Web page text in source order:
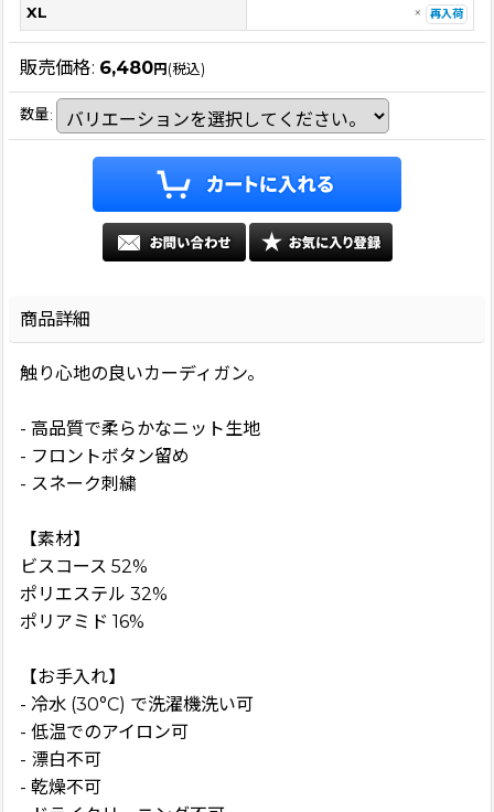
XL × 再入荷
販売価格: 6,480円 (税込)
数量:
商品詳細
触り心地の良いカーディガン。
- 高品質で柔らかなニット生地
- フロントボタン留め
- スネーク刺繍
【素材】
ビスコース 52%
ポリエステル 32%
ポリアミド 16%
【お手入れ】
- 冷水 (30°C) で洗濯機洗い可
- 低温でのアイロン可
- 漂白不可
- 乾燥不可